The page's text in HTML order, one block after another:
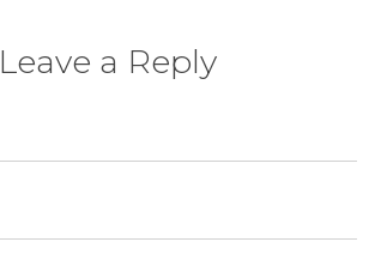
Leave a Reply